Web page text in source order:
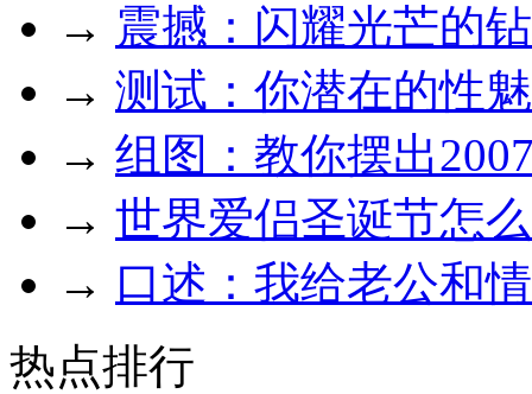
→ 震撼：闪耀光芒的
→ 测试：你潜在的性
→ 组图：教你摆出
→ 世界爱侣圣诞节怎
→ 口述：我给老公和
热点排行